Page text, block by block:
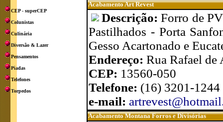
CEP - superCEP
Colunistas
Culinária
Diversão & Lazer
Pensamentos
Piadas
Telefones
Torpedos
Acabamento Art Revest
Descrição:Forro de
Pastilhados - Porta
Gesso Acartonado e
Endereço: Rua Rafael de
CEP: 13560-050
Telefone: (16) 3201-
e-mail:
Acabamento Montana Forros e Divisórias